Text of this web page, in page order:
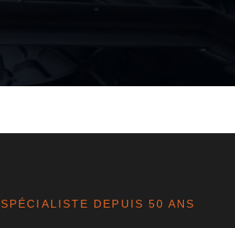
SPÉCIALISTE DEPUIS 50 ANS